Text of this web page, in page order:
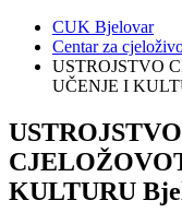
CUK Bjelovar
Centar za
USTROJSTVO
UČENJE I
KULTURU